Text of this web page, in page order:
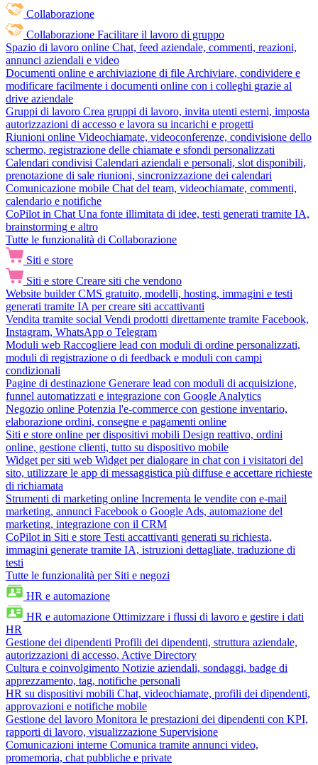
Collaborazione
Collaborazione Facilitare il lavoro di gruppo
Spazio di lavoro online Chat, feed aziendale, commenti, reazioni,
annunci aziendali e video
Documenti online e archiviazione di file Archiviare, condividere e
modificare facilmente i documenti online con i colleghi grazie al
drive aziendale
Gruppi di lavoro Crea gruppi di lavoro, invita utenti esterni, imposta
autorizzazioni di accesso e lavora su incarichi e progetti
Riunioni online Videochiamate, videoconferenze, condivisione dello
schermo, registrazione delle chiamate e sfondi personalizzati
Calendari condivisi Calendari aziendali e personali, slot disponibili,
prenotazione di sale riunioni, sincronizzazione dei calendari
Comunicazione mobile Chat del team, videochiamate, commenti,
calendario e notifiche
CoPilot in Chat Una fonte illimitata di idee, testi generati tramite IA,
brainstorming e altro
Tutte le funzionalità di Collaborazione
Siti e store
Siti e store Creare siti che vendono
Website builder CMS gratuito, modelli, hosting, immagini e testi
generati tramite IA per creare siti accattivanti
Vendita tramite social Vendi prodotti direttamente tramite Facebook,
Instagram, WhatsApp o Telegram
Moduli web Raccogliere lead con moduli di ordine personalizzati,
moduli di registrazione o di feedback e moduli con campi
condizionali
Pagine di destinazione Generare lead con moduli di acquisizione,
funnel automatizzati e integrazione con Google Analytics
Negozio online Potenzia l'e-commerce con gestione inventario,
elaborazione ordini, consegne e pagamenti online
Siti e store online per dispositivi mobili Design reattivo, ordini
online, gestione clienti, tutto su dispositivo mobile
Widget per siti web Widget per dialogare in chat con i visitatori del
sito, utilizzare le app di messaggistica più diffuse e accettare richieste
di richiamata
Strumenti di marketing online Incrementa le vendite con e-mail
marketing, annunci Facebook o Google Ads, automazione del
marketing, integrazione con il CRM
CoPilot in Siti e store Testi accattivanti generati su richiesta,
immagini generate tramite IA, istruzioni dettagliate, traduzione di
testi
Tutte le funzionalità per Siti e negozi
HR e automazione
HR e automazione Ottimizzare i flussi di lavoro e gestire i dati
HR
Gestione dei dipendenti Profili dei dipendenti, struttura aziendale,
autorizzazioni di accesso, Active Directory
Cultura e coinvolgimento Notizie aziendali, sondaggi, badge di
apprezzamento, tag, notifiche personali
HR su dispositivi mobili Chat, videochiamate, profili dei dipendenti,
approvazioni e notifiche mobile
Gestione del lavoro Monitora le prestazioni dei dipendenti con KPI,
rapporti di lavoro, visualizzazione Supervisione
Comunicazioni interne Comunica tramite annunci video,
promemoria, chat pubbliche e private